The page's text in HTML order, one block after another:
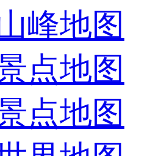
峰地图
点地图
点地图